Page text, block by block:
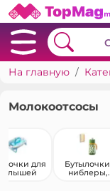
На главную
Молокоотсосы
для
ниблеры,